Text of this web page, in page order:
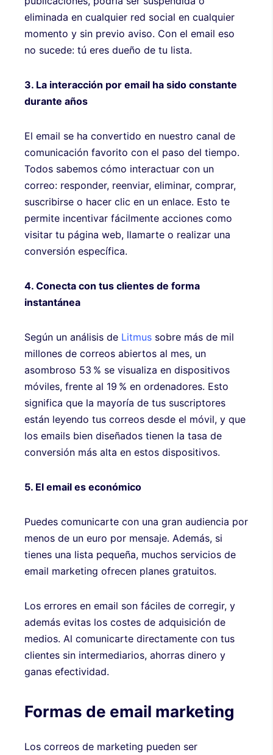
eliminada en cualquier red social en cualquier
momento y sin previo aviso. Con el email eso
no sucede: tú eres dueño de tu lista.
3. La interacción por email ha sido constante
durante años
El email se ha convertido en nuestro canal de
comunicación favorito con el paso del tiempo.
Todos sabemos cómo interactuar con un
correo: responder, reenviar, eliminar, comprar,
suscribirse o hacer clic en un enlace. Esto te
permite incentivar fácilmente acciones como
visitar tu página web, llamarte o realizar una
conversión específica.
4. Conecta con tus clientes de forma
instantánea
Según un análisis de Litmus sobre más de mil
millones de correos abiertos al mes, un
asombroso 53 % se visualiza en dispositivos
móviles, frente al 19 % en ordenadores. Esto
significa que la mayoría de tus suscriptores
están leyendo tus correos desde el móvil, y que
los emails bien diseñados tienen la tasa de
conversión más alta en estos dispositivos.
5. El email es económico
Puedes comunicarte con una gran audiencia por
menos de un euro por mensaje. Además, si
tienes una lista pequeña, muchos servicios de
email marketing ofrecen planes gratuitos.
Los errores en email son fáciles de corregir, y
además evitas los costes de adquisición de
medios. Al comunicarte directamente con tus
clientes sin intermediarios, ahorras dinero y
ganas efectividad.
Formas de email marketing
Los correos de marketing pueden ser